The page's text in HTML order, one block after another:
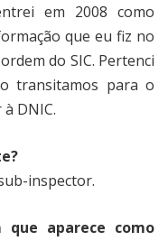
em 2008 como
que eu fiz no
do SIC. Pertenci
transitamos para o
DNIC.
inspector.
aparece como